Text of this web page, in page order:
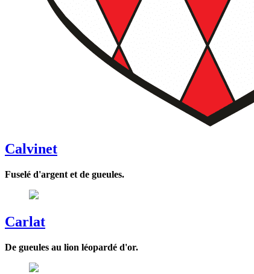
Calvinet
Fuselé d'argent et de gueules.
Carlat
De gueules au lion léopardé d'or.